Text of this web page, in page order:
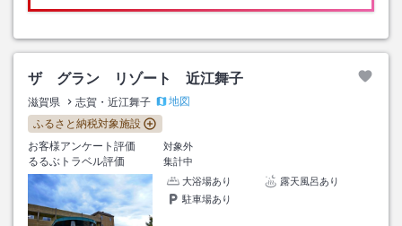
ザ グラン リゾート 近江舞子
滋賀県 志賀・近江舞子
地図
ふるさと納税対象施設
お客様アンケート評価
対象外
るるぶトラベル評価
集計中
大浴場あり
露天風呂あり
駐車場あり